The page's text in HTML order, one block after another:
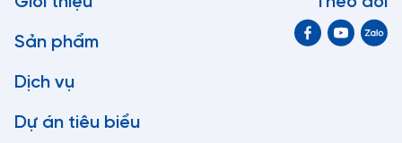
Sản phẩm
Dịch vụ
Dự án tiêu biểu